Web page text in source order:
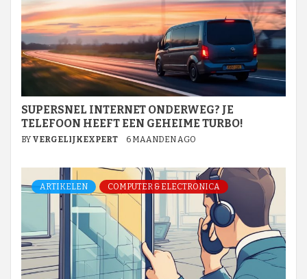
SUPERSNEL INTERNET ONDERWEG? JE
TELEFOON HEEFT EEN GEHEIME TURBO!
BY VERGELIJKEXPERT 6 MAANDEN AGO
ARTIKELEN COMPUTER & ELECTRONICA